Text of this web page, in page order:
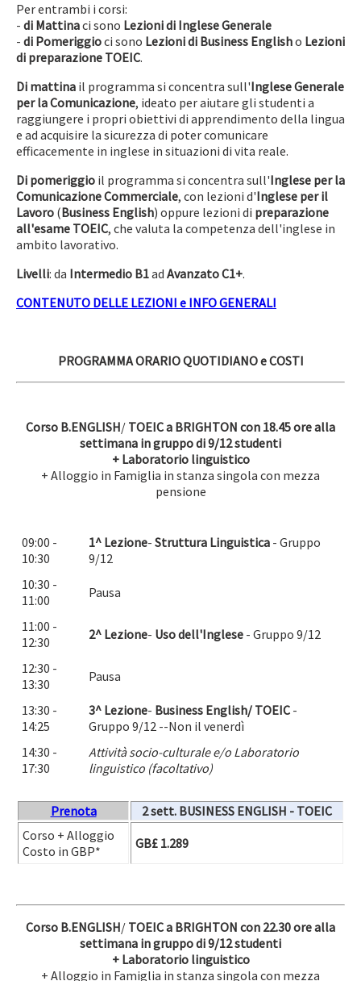
Per entrambi i corsi:
- di Mattinaci sono Lezioni di Inglese Generale
- di Pomeriggioci sono Lezioni di Business Englisho Lezioni
di preparazione TOEIC.
Di mattina il programma si concentra sull'Inglese Generale
per la Comunicazione, ideato per aiutare gli studenti a
raggiungere i propri obiettivi di apprendimento della lingua
e ad acquisire la sicurezza di poter comunicare
efficacemente in inglese in situazioni di vita reale.
Di pomeriggio il programma si concentra sull'Inglese per la
Comunicazione Commerciale, con lezioni d'Inglese per il
Lavoro (Business English) oppure lezioni di preparazione
all'esame TOEIC, che valuta la competenza dell'inglese in
ambito lavorativo.
Livelli: da Intermedio B1ad Avanzato C1+.
CONTENUTO DELLE LEZIONI e INFO GENERALI
PROGRAMMA ORARIO QUOTIDIANO e COSTI
Corso B.ENGLISH/ TOEIC a BRIGHTON con 18.45 ore alla
settimana in gruppo di 9/12 studenti
+ Laboratorio linguistico
+ Alloggio in Famiglia in stanza singola con mezza
pensione
09:00 -
10:30
1^ Lezione- Struttura Linguistica - Gruppo
9/12
10:30 -
11:00
Pausa
11:00 -
12:30
2^ Lezione- Uso dell'Inglese - Gruppo 9/12
12:30 -
13:30
Pausa
13:30 -
14:25
3^ Lezione- Business English/ TOEIC -
Gruppo 9/12 --Non il venerdì
14:30 -
17:30
Attività socio-culturale e/o Laboratorio
linguistico (facoltativo)
Prenota 2 sett. BUSINESS ENGLISH - TOEIC
Corso + Alloggio
Costo in GBP*
GB£ 1.289
Corso B.ENGLISH/ TOEIC a BRIGHTON con 22.30 ore alla
settimana in gruppo di 9/12 studenti
+ Laboratorio linguistico
+ Alloggio in Famiglia in stanza singola con mezza